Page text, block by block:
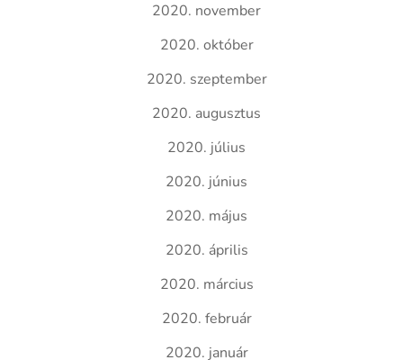
2020. november
2020. október
2020. szeptember
2020. augusztus
2020. július
2020. június
2020. május
2020. április
2020. március
2020. február
2020. január